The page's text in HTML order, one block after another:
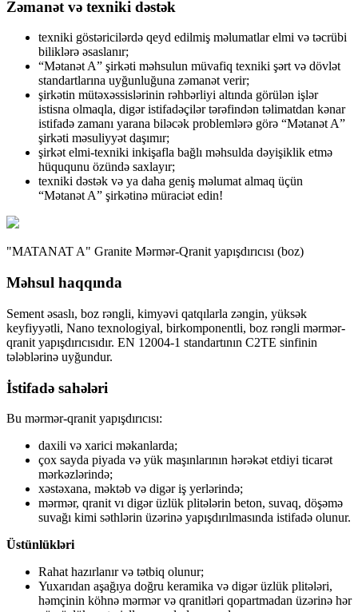
Zəmanət və texniki dəstək
texniki göstəricilərdə qeyd edilmiş məlumatlar elmi və təcrübi
biliklərə əsaslanır;
“Mətanət A” şirkəti məhsulun müvafiq texniki şərt və dövlət
standartlarına uyğunluğuna zəmanət verir;
şirkətin mütəxəssislərinin rəhbərliyi altında görülən işlər
istisna olmaqla, digər istifadəçilər tərəfindən təlimatdan kənar
istifadə zamanı yarana biləcək problemlərə görə “Mətanət A”
şirkəti məsuliyyət daşımır;
şirkət elmi-texniki inkişafla bağlı məhsulda dəyişiklik etmə
hüququnu özündə saxlayır;
texniki dəstək və ya daha geniş məlumat almaq üçün
“Mətanət A” şirkətinə müraciət edin!
"MATANAT A" Granite Mərmər-Qranit yapışdırıcısı (boz)
Məhsul haqqında
Sement əsaslı, boz rəngli, kimyəvi qatqılarla zəngin, yüksək
keyfiyyətli, Nano texnologiyal, birkomponentli, boz rəngli mərmər-
qranit yapışdırıcısıdır. EN 12004-1 standartının C2TE sinfinin
tələblərinə uyğundur.
İstifadə sahələri
Bu mərmər-qranit yapışdırıcısı:
daxili və xarici məkanlarda;
çox sayda piyada və yük maşınlarının hərəkət etdiyi ticarət
mərkəzlərində;
xəstəxana, məktəb və digər iş yerlərində;
mərmər, qranit vı digər üzlük plitələrin beton, suvaq, döşəmə
suvağı kimi səthlərin üzərinə yapışdırılmasında istifadə olunur.
Üstünlükləri
Rahat hazırlanır və tətbiq olunur;
Yuxarıdan aşağıya doğru keramika və digər üzlük plitələri,
həmçinin köhnə mərmər və qranitləri qopartmadan üzərinə hər